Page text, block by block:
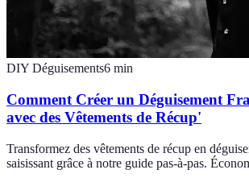
DIY Déguisements6 min
Comment Créer un Déguisement
avec des Vêtements de Récup'
Transformez des vêtements de récup en
saisissant grâce à notre guide pas-à-pas.